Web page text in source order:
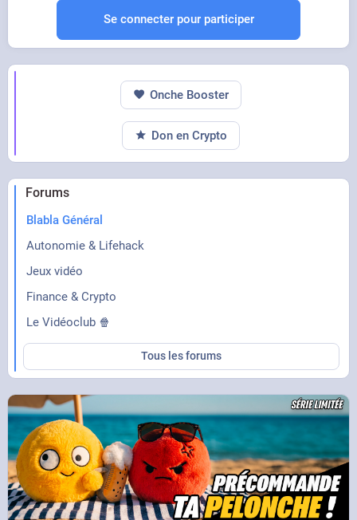
SuperOut OfContext
Se connecter pour participer
Forums
Blabla Général
Autonomie & Lifehack
Jeux vidéo
Finance & Crypto
Le Vidéoclub 🍿
Tous les forums
Onche Booster
Don en Crypto